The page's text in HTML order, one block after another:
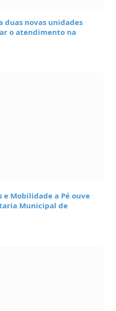
duas novas unidades
o atendimento na
e Mobilidade a Pé ouve
Municipal de